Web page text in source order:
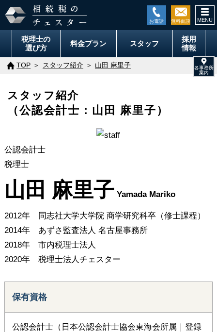
税理士の
選び方
料金プラン スタッフ
採用
情報
TOP スタッフ紹介 山田 麻里子
スタッフ紹介
（公認会計士：山田 麻里子）
公認会計士
税理士
山田 麻里子 Yamada Mariko
2012年 同志社大学大学院 商学研究科卒（修士課程）
2014年 あずさ監査法人 名古屋事務所
2018年 市内税理士法人
2020年 税理士法人チェスター
保有資格
公認会計士（日本公認会計士協会東海会所属｜登録